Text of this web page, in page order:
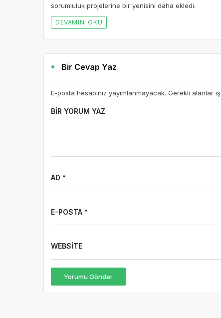
sorumluluk projelerine bir yenisini daha ekledi.
DEVAMINI OKU
Bir Cevap Yaz
E-posta hesabınız yayımlanmayacak. Gerekli alanlar
BIR YORUM YAZ
AD *
E-POSTA *
WEBSITE
Yorumu Gönder